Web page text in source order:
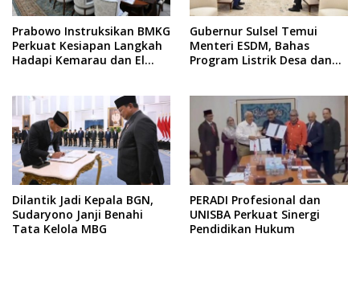
Prabowo Instruksikan BMKG
Perkuat Kesiapan Langkah
Hadapi Kemarau dan El
Gubernur Sulsel Temui
Menteri ESDM, Bahas
Program Listrik Desa dan
Dilantik Jadi Kepala BGN,
Sudaryono Janji Benahi
Tata Kelola MBG
PERADI Profesional dan
UNISBA Perkuat Sinergi
Pendidikan Hukum